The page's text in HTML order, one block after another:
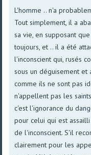
L'homme .. n'a
Tout simplement, il a
sa vie, en supposant
toujours, et .. il a été
l'inconscient qui, rusés
sous un déguisement et
comme ils ne sont pas
n'appellent pas les
c'est l'ignorance du
pour celui qui est
de l'inconscient. S'il
clairement pour les